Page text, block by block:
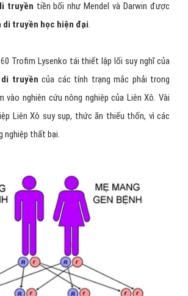
truyền tiền bối như Mendel và Darwin được
di truyền học hiện đại.
Trofim Lysenko tái thiết lập lối suy nghĩ của
di truyền của các tính trạng mắc phải trong
vào nghiên cứu nông nghiệp của Liên Xô. Vài
Liên Xô suy sụp, thức ăn thiếu thốn, vì các
nghiệp thất bại.